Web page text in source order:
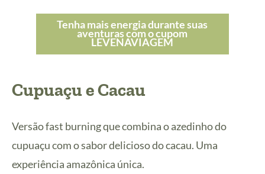
Tenha mais energia durante suas
aventuras com o cupom
LEVENAVIAGEM
Cupuaçu e Cacau
Versão fast burning que combina o azedinho do
cupuaçu com o sabor delicioso do cacau. Uma
experiência amazônica única.